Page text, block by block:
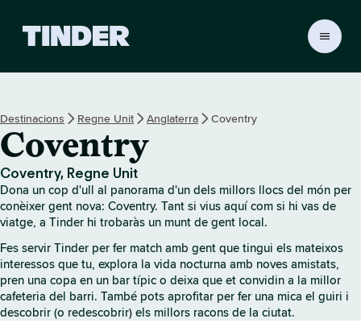
r
n
i
c
i
Destinacions Regne Unit Anglaterra Coventry
Coventry
Coventry, Regne Unit
Dona un cop d'ull al panorama d'un dels millors llocs del món per
conèixer gent nova: Coventry. Tant si vius aquí com si hi vas de
viatge, a Tinder hi trobaràs un munt de gent local.
Fes servir Tinder per fer match amb gent que tingui els mateixos
interessos que tu, explora la vida nocturna amb noves amistats,
pren una copa en un bar típic o deixa que et convidin a la millor
cafeteria del barri. També pots aprofitar per fer una mica el guiri i
descobrir (o redescobrir) els millors racons de la ciutat.